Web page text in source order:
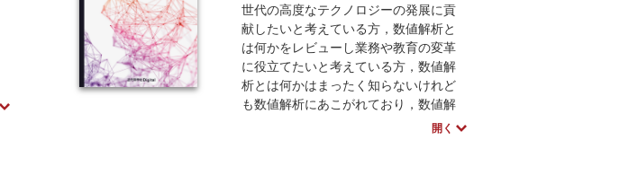
世代の高度なテクノロジーの発展に貢
献したいと考えている方，数値解析と
は何かをレビューし業務や教育の変革
に役立てたいと考えている方，数値解
析とは何かはまったく知らないけれど
も数値解析にあこがれており，数値解
析を使って自分のアイデアを実現でき
開く